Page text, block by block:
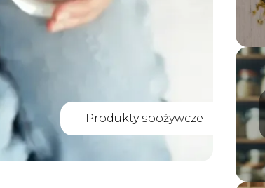
Produkty spożywcze